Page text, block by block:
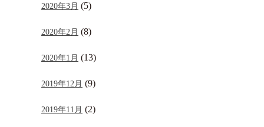
2020年3月 (5)
2020年2月 (8)
2020年1月 (13)
2019年12月 (9)
2019年11月 (2)